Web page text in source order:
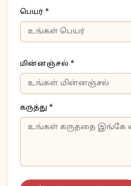
பெயர் *
மின்னஞ்சல் *
கருத்து *